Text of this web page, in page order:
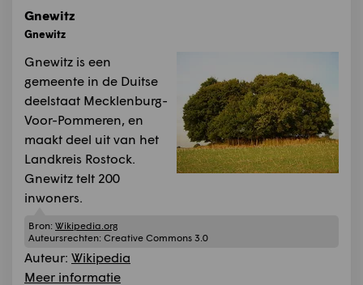
Gnewitz
Gnewitz
Gnewitz is een
gemeente in de Duitse
deelstaat Mecklenburg-
Voor-Pommeren, en
maakt deel uit van het
Landkreis Rostock.
Gnewitz telt 200
inwoners.
Bron: Wikipedia.org
Auteursrechten: Creative Commons 3.0
Auteur: Wikipedia
Meer informatie